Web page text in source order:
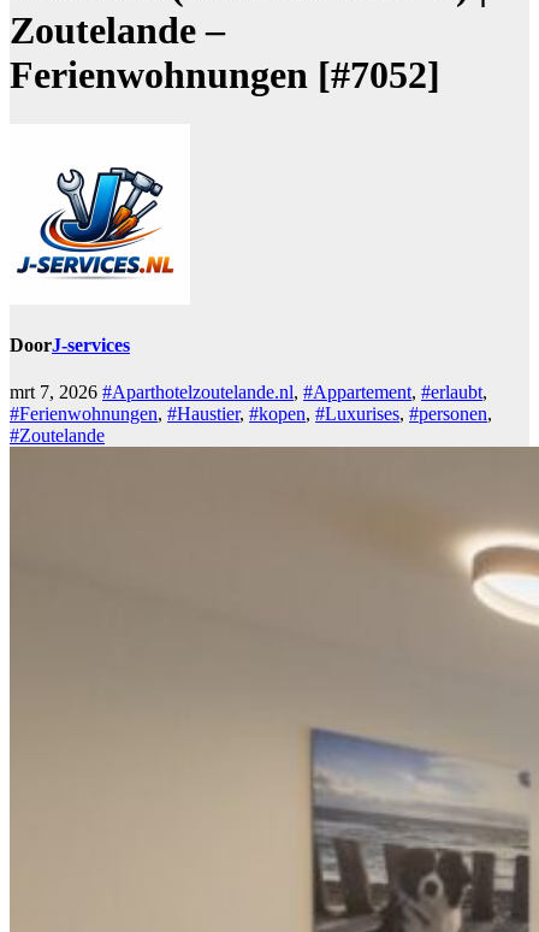
Zoutelande –
Ferienwohnungen [#7052]
DoorJ-services
mrt 7, 2026 #Aparthotelzoutelande.nl, #Appartement, #erlaubt,
#Ferienwohnungen, #Haustier, #kopen, #Luxurises, #personen,
#Zoutelande